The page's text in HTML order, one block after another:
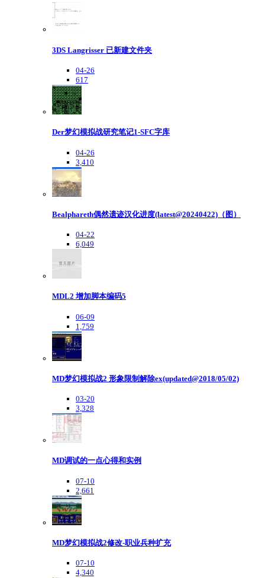
3DS Langrisser 已新建文件夹
04-26
617
Der梦幻模拟战研究笔记1-SFC字库
04-26
3,410
Bealphareth偶然遗迹汉化进度(latest@20240422)（图）
04-22
6,049
MDL2 增加脚本编码5
06-09
1,759
MD梦幻模拟战2 形象限制解除ex(updated@2018/05/02)
03-20
3,328
MD调试的一点心得和实例
07-10
2,661
MD梦幻模拟战2修改-职业兵种扩充
07-10
4,340